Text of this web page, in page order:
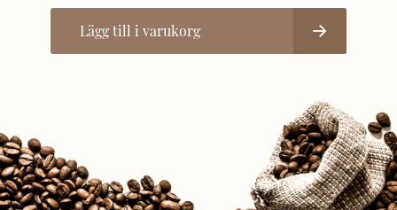
Lägg till i varukorg